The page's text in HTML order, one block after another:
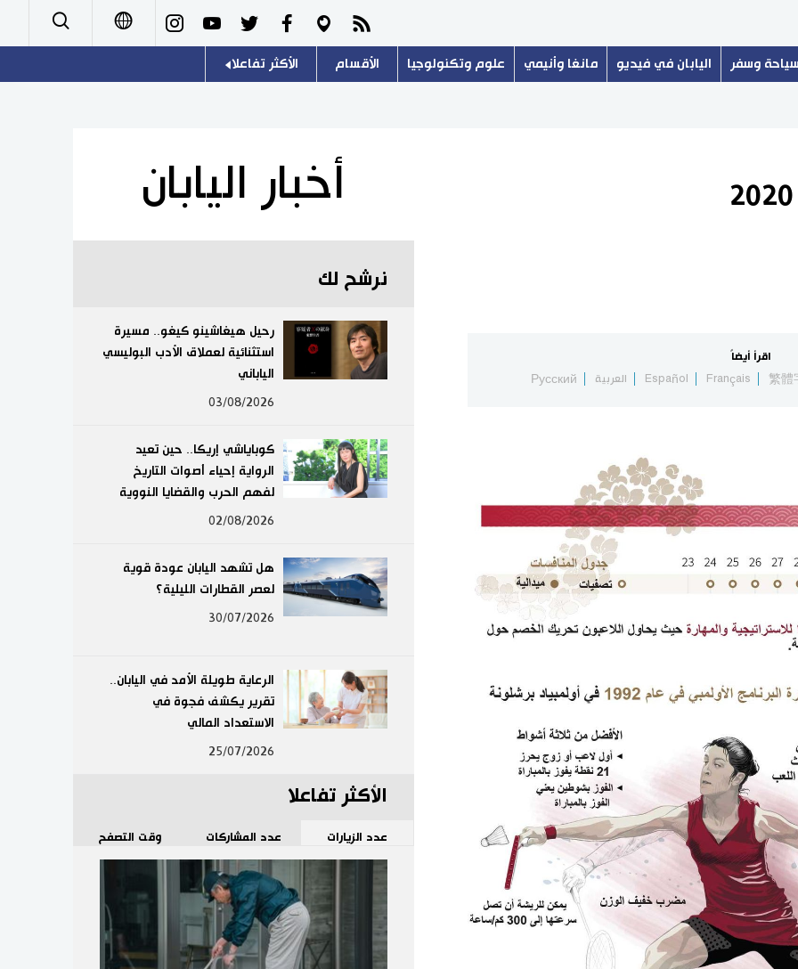
Русский
وسفر اليابان في فيديو مانغا وأنيمي علوم وتكنولوجيا الأقسام
تجارب وآراء
سياسة
اقتصاد
مجتمع
ثقافة
طوكيو
الأكثر تفاعلا
هو وهي
المطبخ الياباني
اقرأ أيضاً
繁體
Français
Español العربية Русский
أخبار اليابان
نرشح لك
رحيل هيغاشينو كيغو.. مسيرة
استثنائية لعملاق الأدب البوليسي
الياباني
03/08/2026
كوباياشي إريكا.. حين تعيد
الرواية إحياء أصوات التاريخ
لفهم الحرب والقضايا النووية
02/08/2026
هل تشهد اليابان عودة قوية
لعصر القطارات الليلية؟
30/07/2026
الرعاية طويلة الأمد في اليابان..
تقرير يكشف فجوة في
الاستعداد المالي
25/07/2026
الأكثر تفاعلا
عدد الزيارات عدد المشاركات وقت التصفح